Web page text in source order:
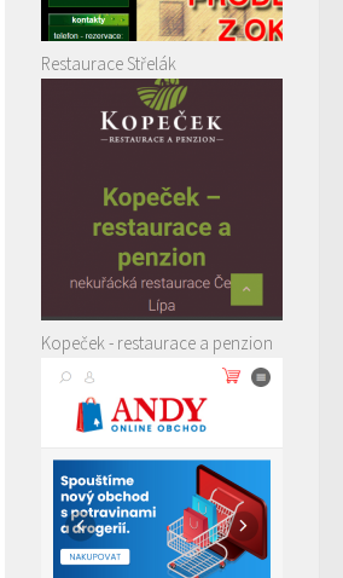
Restaurace Střelák
Kopeček - restaurace a penzion